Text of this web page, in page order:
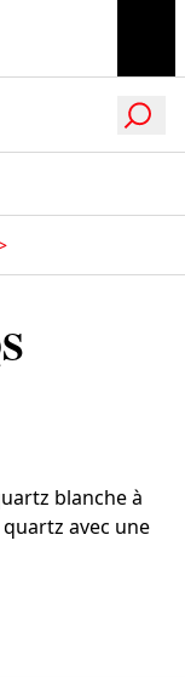
blanche à
avec une